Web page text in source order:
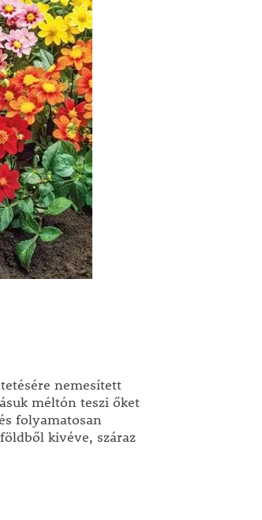
nemesített
méltón teszi őket
folyamatosan
kivéve, száraz